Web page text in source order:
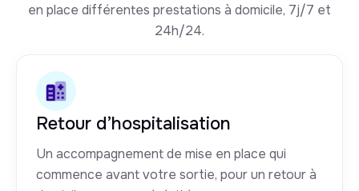
en place différentes prestations à domicile, 7j/7 et
24h/24.
Retour d’hospitalisation
Un accompagnement de mise en place qui
commence avant votre sortie, pour un retour à